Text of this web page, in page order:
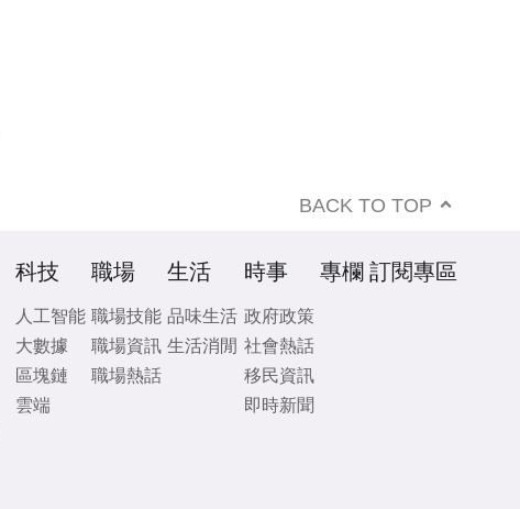
BACK TO TOP
科技
人工智能
大數據
區塊鏈
雲端
職場
職場技能
職場資訊
職場熱話
生活
品味生活
生活消閒
時事
政府政策
社會熱話
移民資訊
即時新聞
專欄 訂閱專區